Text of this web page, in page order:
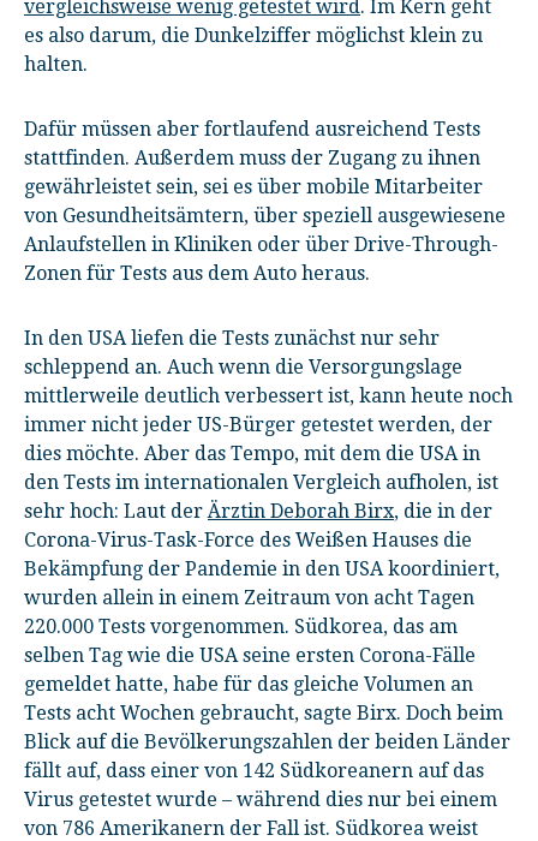
vergleichsweise wenig getestet wird. Im Kern geht
es also darum, die Dunkelziffer möglichst klein zu
halten.
Dafür müssen aber fortlaufend ausreichend Tests
stattfinden. Außerdem muss der Zugang zu ihnen
gewährleistet sein, sei es über mobile Mitarbeiter
von Gesundheitsämtern, über speziell ausgewiesene
Anlaufstellen in Kliniken oder über Drive-Through-
Zonen für Tests aus dem Auto heraus.
In den USA liefen die Tests zunächst nur sehr
schleppend an. Auch wenn die Versorgungslage
mittlerweile deutlich verbessert ist, kann heute noch
immer nicht jeder US-Bürger getestet werden, der
dies möchte. Aber das Tempo, mit dem die USA in
den Tests im internationalen Vergleich aufholen, ist
sehr hoch: Laut derÄrztin Deborah Birx, die in der
Corona-Virus-Task-Force des Weißen Hauses die
Bekämpfung der Pandemie in den USA koordiniert,
wurden allein in einem Zeitraum von acht Tagen
220.000 Tests vorgenommen. Südkorea, das am
selben Tag wie die USA seine ersten Corona-Fälle
gemeldet hatte, habe für das gleiche Volumen an
Tests acht Wochen gebraucht, sagte Birx. Doch beim
Blick auf die Bevölkerungszahlen der beiden Länder
fällt auf, dass einer von 142 Südkoreanern auf das
Virus getestet wurde – während dies nur bei einem
von 786 Amerikanern der Fall ist. Südkorea weist